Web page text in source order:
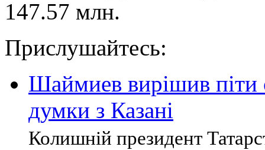
147.57 млн.
Прислушайтесь:
Шаймиев вирішив піти
думки з Казані
Колишній президент